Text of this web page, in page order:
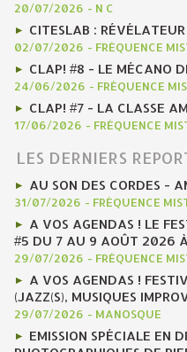
20/07/2026 - N C
CITESLAB :
02/07/2026 - FRÉQUENCE
CLAP! #8 - LE MÉCANO
24/06/2026 - FRÉQUENCE
CLAP! #7 - LA CLASSE
17/06/2026 - FRÉQUENCE
LES DERNIERS
AU SON DES CORDES -
31/07/2026 - FRÉQUENCE
A VOS AGENDAS ! LE
#5 DU 7 AU 9 AOÛT 2026
29/07/2026 - FRÉQUENCE
A VOS AGENDAS !
(JAZZ(S), MUSIQUES
29/07/2026 - MANOSQUE
EMISSION SPÉCIALE EN